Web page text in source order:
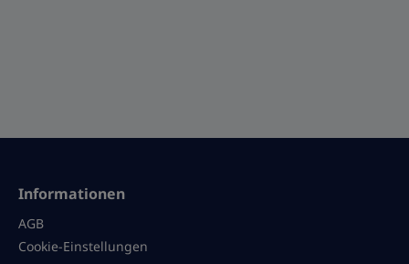
Informationen
AGB
Cookie-Einstellungen